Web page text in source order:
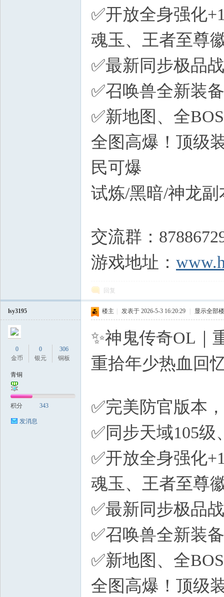
✅开放全身强化
魂玉、王者至尊
✅最新同步极品
✅召唤兽全新装
✅新地图、全
全图高爆！顶级
民可爆
试炼/黑暗/神龙
交流群：
游戏地址：
回复
lsy3195
0
金币
0
银元
306
铜板
青铜
积分 343
发消息
楼主 发表于 2026-5-3 16:20:29 显示全部
✨神鬼传奇OL｜
重拾年少热血回
✅完美防官版本
✅同步天域105
✅开放全身强化
魂玉、王者至尊
✅最新同步极品
✅召唤兽全新装
✅新地图、全
全图高爆！顶级